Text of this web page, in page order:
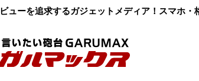
ューを追求するガジェットメディア！スマホ